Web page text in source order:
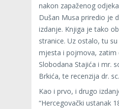
nakon zapaženog
Dušan Musa priredio je
izdanje. Knjiga je tako
stranice. Uz ostalo, tu
mjesta i pojmova, zatim
Slobodana Stajića i mr.
Brkića, te recenzija dr.
Kao i prvo, i drugo
“Hercegovački ustanak